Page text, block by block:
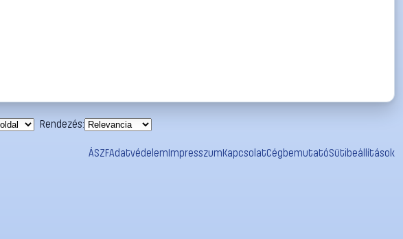
Rendezés:
ÁSZFAdatvédelemImpresszumKapcsolatCégbemutatóSütibeállítások